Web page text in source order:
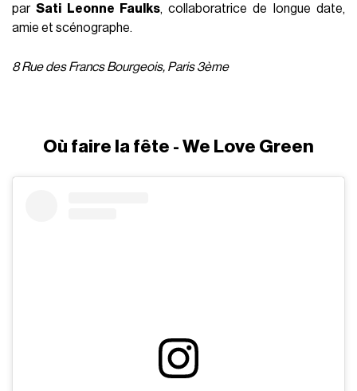
parSati Leonne Faulks, collaboratrice de longue date,
amie et scénographe.
8 Rue des Francs Bourgeois, Paris 3ème
Où faire la fête - We Love Green